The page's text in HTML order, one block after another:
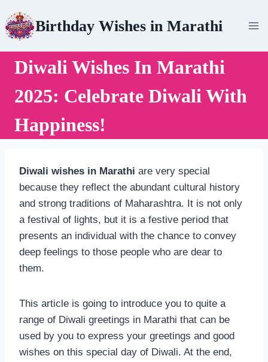
to
content
Birthday Wishes in Marathi
Diwali Wishes In Marathi
2025: Celebrate Diwali With
Happiness!
Diwali wishes in Marathi are very special
because they reflect the abundant cultural history
and strong traditions of Maharashtra. It is not only
a festival of lights, but it is a festive period that
presents an individual with the chance to convey
deep feelings to those people who are dear to
them.
This article is going to introduce you to quite a
range of Diwali greetings in Marathi that can be
used by you to express your greetings and good
wishes on this special day of Diwali. At the end,